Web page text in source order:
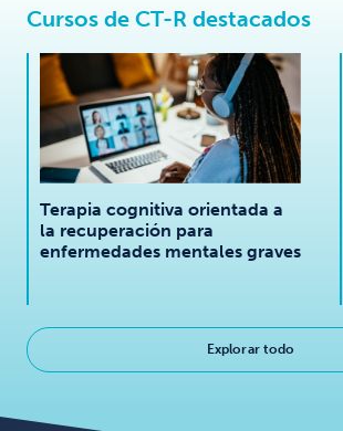
Cursos de CT-R destacados
Terapia cognitiva orientada a
la recuperación para
enfermedades mentales graves
Explorar todo